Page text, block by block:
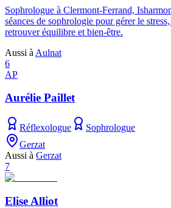
Sophrologue à Clermont-Ferrand,
séances de sophrologie pour gérer le
retrouver équilibre et bien-être.
Aussi à Aulnat
6
AP
Aurélie Paillet
Réflexologue
Sophrologue
Gerzat
Aussi à Gerzat
7
Elise Alliot